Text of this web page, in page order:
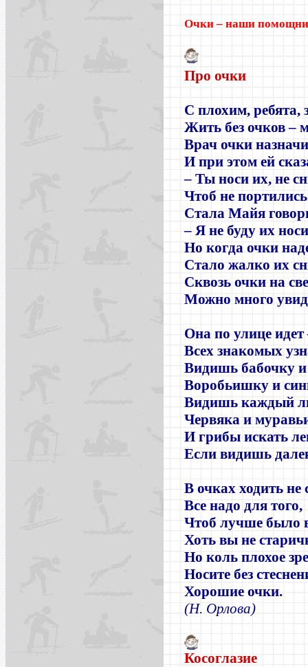
Очки – наши
Про очки
С плохим, ребята,
Жить без очков –
Врач очки
И при этом ей
– Ты носи их, не
Чтоб не портились
Стала Майя
– Я не буду их
Но когда очки
Стало жалко их
Сквозь очки на
Можно много
Она по улице идет
Всех знакомых
Видишь бабочку и
Воробьишку и
Видишь каждый
Червяка и
И грибы искать
Если видишь
В очках ходить не
Все надо для того,
Чтоб лучше было
Хоть вы не
Но коль плохое
Носите без
Хорошие очки.
(Н. Орлова)
Косоглазие